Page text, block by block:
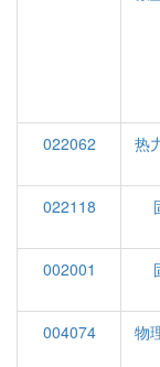
022062
热
022118
002001
004074
物